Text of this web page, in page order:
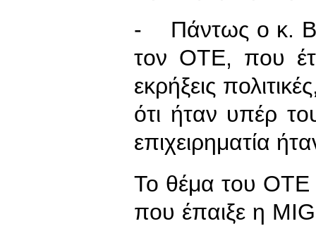
- Πάντως ο κ.
τον ΟΤΕ, που
εκρήξεις
ότι ήταν υπέρ
επιχειρηματία
Το θέμα του ΟΤΕ
που έπαιξε η MIG